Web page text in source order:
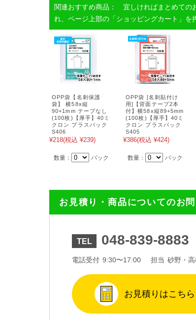
関連おすすめ商品： 宜しければまとめての
れ、ページ上部の「ショッピングカート」を
OPP袋【名刺保護
袋】 横58x縦
90+1mm テープなし
(100枚)【厚手】40ミ
クロン プラスパック
S406
¥218(税込 ¥239)
数量： パック
OPP袋 [名刺貼付け
用]【背面テープ2本
付】横58x縦89+5mm
(100枚)【厚手】40ミ
クロン プラスパック
S405
¥386(税込 ¥424)
数量： パック
お見積り・商品についてのお
TEL 048-839-8883
電話受付 9:30〜17:00 担当 砂野・
お見積りはこちら